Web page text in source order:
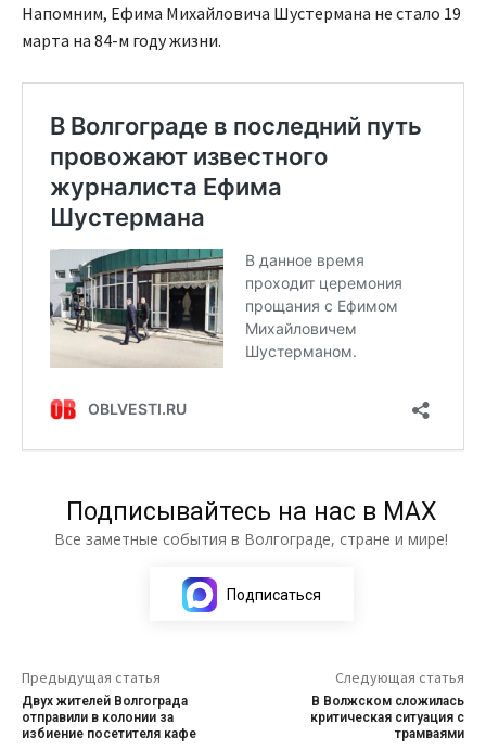
Напомним, Ефима Михайловича Шустермана не стало 19
марта на 84-м году жизни.
Подписывайтесь на нас в МАХ
Все заметные события в Волгограде, стране и мире!
Подписаться
Предыдущая статья
Двух жителей Волгограда
отправили в колонии за
избиение посетителя кафе
Следующая статья
В Волжском сложилась
критическая ситуация с
трамваями